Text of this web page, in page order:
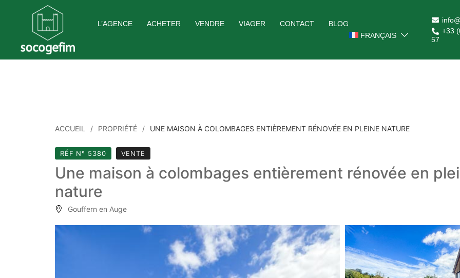
L’AGENCE ACHETER VENDRE VIAGER CONTACT
BLOG
FRANÇAIS
+33
57
ACCUEIL PROPRIÉTÉ UNE MAISON À COLOMBAGES ENTIÈREMENT RÉNOVÉE EN PLEINE NATURE
RÉF N° 5380 VENTE
Une maison à colombages entièrement rénovée en
nature
Gouffern en Auge